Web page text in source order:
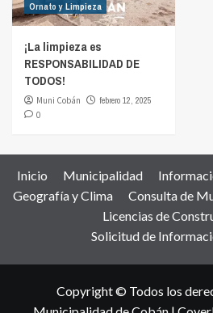
Ornato y Limpieza
¡La limpieza es
RESPONSABILIDAD DE
TODOS!
Muni Cobán
febrero 12, 2025
0
Inicio Municipalidad
Geografía y Clima
Consulta de
Licencias de
Solicitud de
Copyright © Todos los